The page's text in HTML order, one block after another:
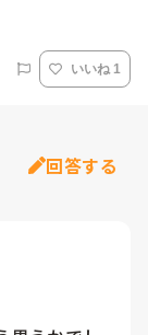
いいね 1
回答する